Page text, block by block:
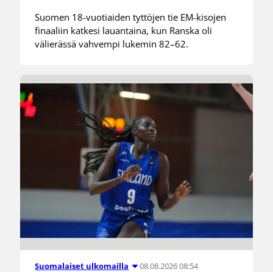
Suomen 18-vuotiaiden tyttöjen tie EM-kisojen
finaaliin katkesi lauantaina, kun Ranska oli
välierässä vahvempi lukemin 82–62.
Suomalaiset ulkomailla 08.08.2026 08:54